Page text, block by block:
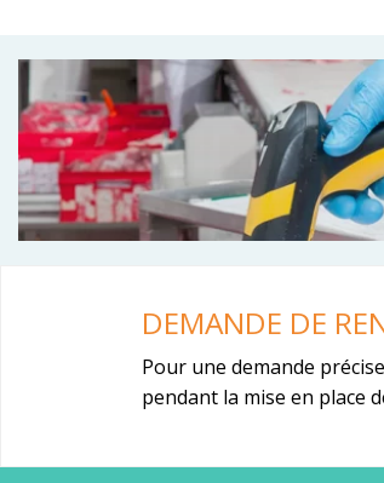
DEMANDE DE
Pour une demande
pendant la mise en place